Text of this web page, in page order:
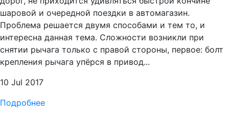
шаровой и очередной поездки в автомагазин.
Проблема решается двумя способами и тем то, и
интересна данная тема. Сложности возникли при
снятии рычага только с правой стороны, первое: болт
крепления рычага упёрся в привод...
10 Jul 2017
Подробнее